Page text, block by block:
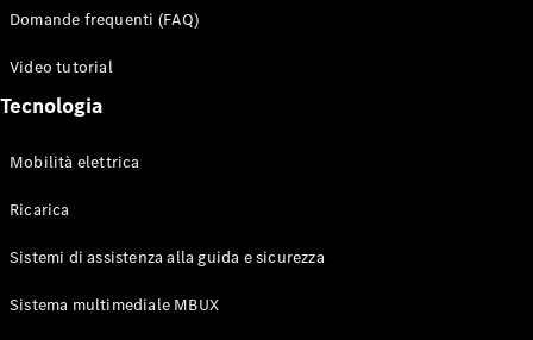
Configuratore
Benz-Store
Prenotare
una prova
Auto compatte
Domande frequenti (FAQ)
Video tutorial
Tecnologia
Mobilità elettrica
Ricarica
Sistemi di assistenza alla guida e sicurezza
Sistema multimediale MBUX